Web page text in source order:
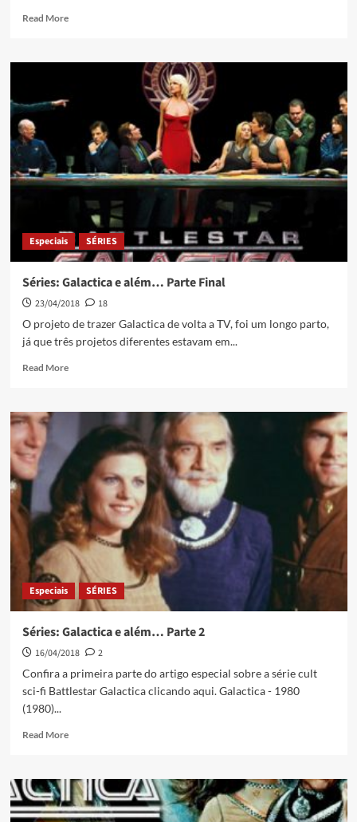
Read More
Especiais SÉRIES
Séries: Galactica e além… Parte Final
23/04/2018
18
O projeto de trazer Galactica de volta a TV, foi um longo parto,
já que três projetos diferentes estavam em...
Read More
Especiais SÉRIES
Séries: Galactica e além… Parte 2
16/04/2018
2
Confira a primeira parte do artigo especial sobre a série cult
sci-fi Battlestar Galactica clicando aqui. Galactica - 1980
(1980)...
Read More